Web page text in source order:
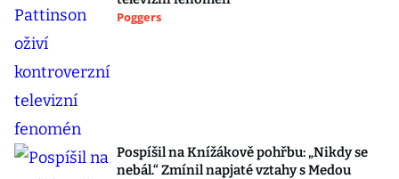
Poggers
Pospíšil na Knížákově pohřbu: „Nikdy se
nebál.“ Zmínil napjaté vztahy s Medou